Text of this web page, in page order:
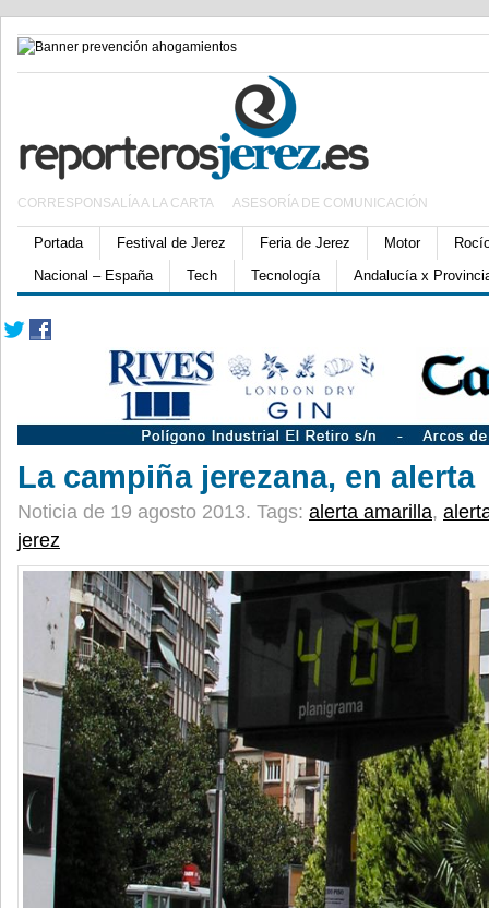
CORRESPONSALÍA A LA CARTA ASESORÍA DE COMUNICACIÓN
Portada Festival de Jerez Feria de Jerez Motor
Nacional – España
Tech Tecnología Andalucía x
La campiña jerezana, en alerta
Noticia de 19 agosto 2013. Tags: alerta amarilla,
jerez